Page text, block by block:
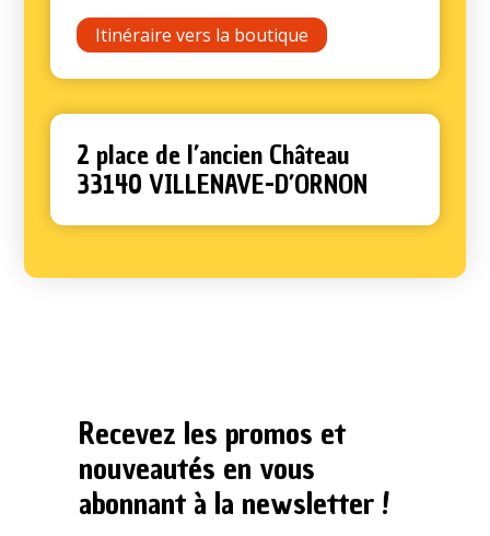
Itinéraire vers la boutique
2 place de l’ancien Château
33140 VILLENAVE-D’ORNON
Recevez les promos et
nouveautés en vous
abonnant à la newsletter !